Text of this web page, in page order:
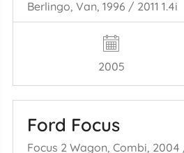
Berlingo, Van, 1996 / 2011 1.4i
2005
Ford Focus